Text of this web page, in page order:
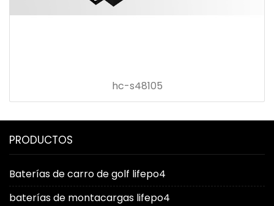
hc-s48105
PRODUCTOS
Baterías de carro de golf lifepo4
baterías de montacargas lifepo4